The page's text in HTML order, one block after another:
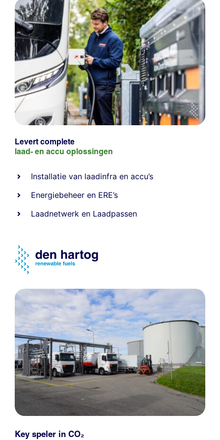
Levert complete
laad- en accu oplossingen
Installatie van laadinfra en accu’s
Energiebeheer en ERE’s
Laadnetwerk en Laadpassen
Key speler in CO₂